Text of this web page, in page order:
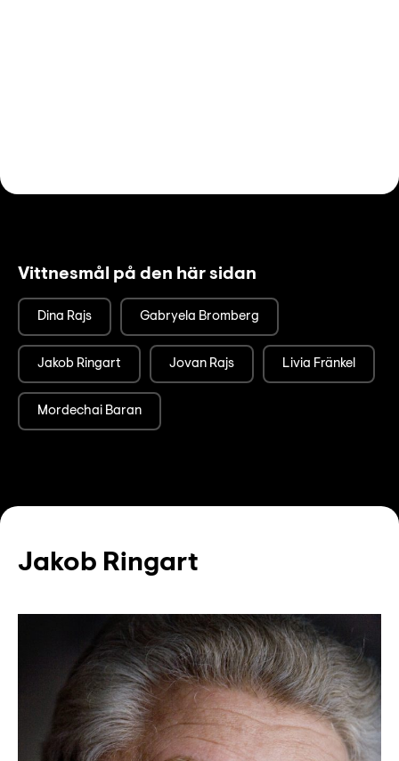
Vittnesmål på den här sidan
Dina Rajs Gabryela Bromberg
Jakob Ringart Jovan Rajs Livia Fränkel
Mordechai Baran
Jakob Ringart